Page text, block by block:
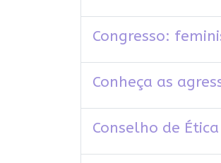
Congresso:
Conheça as
Conselho de